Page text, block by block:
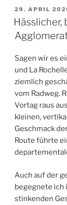
AM
29. APRIL
Hässlicher,
Sagen wir es
und La
ziemlich
vom Radweg.
Vortag raus
kleinen,
Geschmack
Route führte
Auch auf der
begegnete ich
stinkenden